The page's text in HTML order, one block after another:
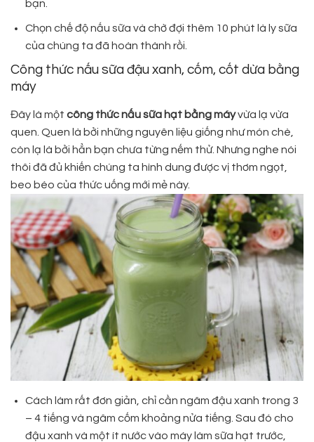
bạn.
Chọn chế độ nấu sữa và chờ đợi thêm 10 phút là ly sữa
của chúng ta đã hoàn thành rồi.
Công thức nấu sữa đậu xanh, cốm, cốt dừa bằng
máy
Đây là một công thức nấu sữa hạt bằng máyvừa lạ vừa
quen. Quen là bởi những nguyên liệu giống như món chè,
còn lạ là bởi hẳn bạn chưa từng nếm thử. Nhưng nghe nói
thôi đã đủ khiến chúng ta hình dung được vị thơm ngọt,
beo béo của thức uống mới mẻ này.
Cách làm rất đơn giản, chỉ cần ngâm đậu xanh trong 3
– 4 tiếng và ngâm cốm khoảng nửa tiếng. Sau đó cho
đậu xanh và một ít nước vào máy làm sữa hạt trước,